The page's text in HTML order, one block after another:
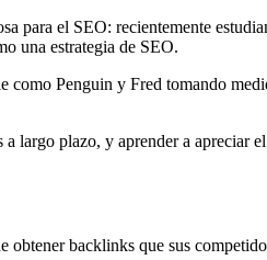
para el SEO: recientemente
una estrategia de SEO.
Penguin y Fred tomando
largo plazo, y aprender a apreciar
backlinks que sus